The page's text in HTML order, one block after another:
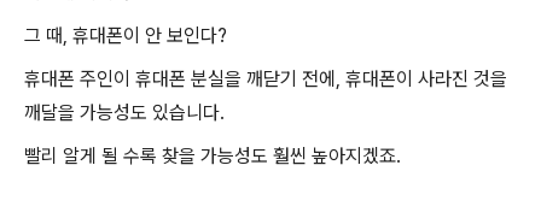
그 때, 휴대폰이 안 보인다?
휴대폰 주인이 휴대폰 분실을 깨닫기 전에, 휴대폰이 사라진 것을
깨달을 가능성도 있습니다.
빨리 알게 될 수록 찾을 가능성도 훨씬 높아지겠죠.